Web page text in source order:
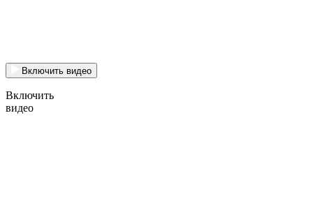
Включить видео
Включить
видео